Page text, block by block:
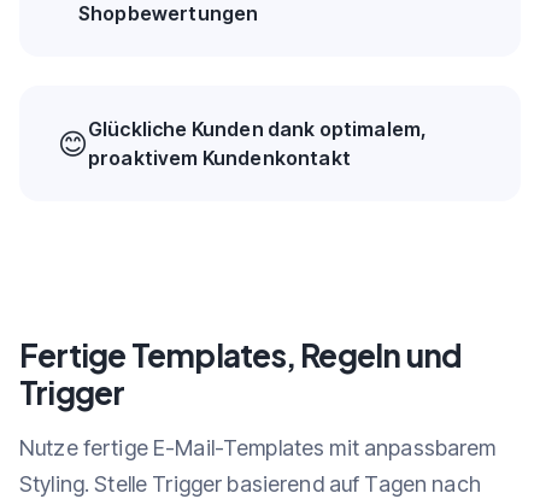
Shopbewertungen
😊Glückliche Kunden dank optimalem,
proaktivem Kundenkontakt
Fertige Templates, Regeln und
Trigger
Nutze fertige E-Mail-Templates mit anpassbarem
Styling. Stelle Trigger basierend auf Tagen nach